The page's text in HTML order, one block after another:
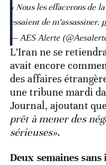
« Nous les effacerons de
essaient de m’assassiner.
— AES Alerte
L’Iran ne se
avait encore
des affaires
une tribune mardi
Journal, ajoutant
prêt à mener des
sérieuses».
Deux semaines